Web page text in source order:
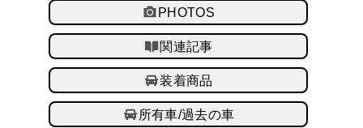
PHOTOS
関連記事
装着商品
所有車/過去の車